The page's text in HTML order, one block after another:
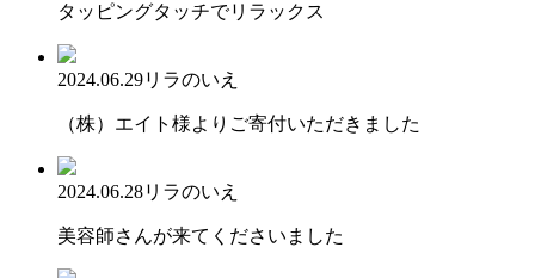
タッピングタッチでリラックス
2024.06.29リラのいえ
（株）エイト様よりご寄付いただきました
2024.06.28リラのいえ
美容師さんが来てくださいました